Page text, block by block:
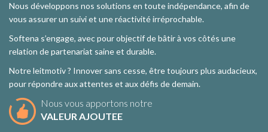
Nous développons nos solutions en toute indépendance, afin de
vous assurer un suivi et une réactivité irréprochable.
Softena s’engage, avec pour objectif de bâtir à vos côtés une
relation de partenariat saine et durable.
Notre leitmotiv ? Innover sans cesse, être toujours plus audacieux,
pour répondre aux attentes et aux défis de demain.
Nous vous apportons notre
VALEUR AJOUTEE